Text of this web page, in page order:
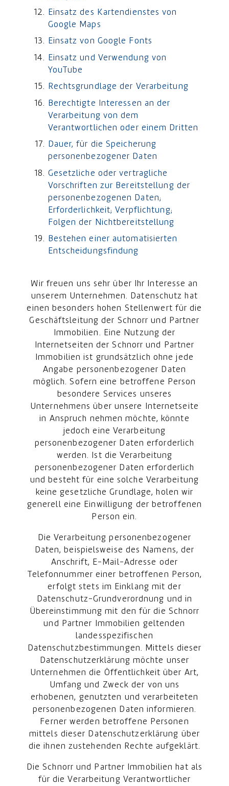
Einsatz des Kartendienstes von
Google Maps
Einsatz von Google Fonts
Einsatz und Verwendung von
YouTube
Rechtsgrundlage der Verarbeitung
Berechtigte Interessen an der
Verarbeitung von dem
Verantwortlichen oder einem Dritten
Dauer, für die Speicherung
personenbezogener Daten
Gesetzliche oder vertragliche
Vorschriften zur Bereitstellung der
personenbezogenen Daten;
Erforderlichkeit; Verpflichtung;
Folgen der Nichtbereitstellung
Bestehen einer automatisierten
Entscheidungsfindung
Wir freuen uns sehr über Ihr Interesse an
unserem Unternehmen. Datenschutz hat
einen besonders hohen Stellenwert für die
Geschäftsleitung der Schnorr und Partner
Immobilien. Eine Nutzung der
Internetseiten der Schnorr und Partner
Immobilien ist grundsätzlich ohne jede
Angabe personenbezogener Daten
möglich. Sofern eine betroffene Person
besondere Services unseres
Unternehmens über unsere Internetseite
in Anspruch nehmen möchte, könnte
jedoch eine Verarbeitung
personenbezogener Daten erforderlich
werden. Ist die Verarbeitung
personenbezogener Daten erforderlich
und besteht für eine solche Verarbeitung
keine gesetzliche Grundlage, holen wir
generell eine Einwilligung der betroffenen
Person ein.
Die Verarbeitung personenbezogener
Daten, beispielsweise des Namens, der
Anschrift, E-Mail-Adresse oder
Telefonnummer einer betroffenen Person,
erfolgt stets im Einklang mit der
Datenschutz-Grundverordnung und in
Übereinstimmung mit den für die Schnorr
und Partner Immobilien geltenden
landesspezifischen
Datenschutzbestimmungen. Mittels dieser
Datenschutzerklärung möchte unser
Unternehmen die Öffentlichkeit über Art,
Umfang und Zweck der von uns
erhobenen, genutzten und verarbeiteten
personenbezogenen Daten informieren.
Ferner werden betroffene Personen
mittels dieser Datenschutzerklärung über
die ihnen zustehenden Rechte aufgeklärt.
Die Schnorr und Partner Immobilien hat als
für die Verarbeitung Verantwortlicher